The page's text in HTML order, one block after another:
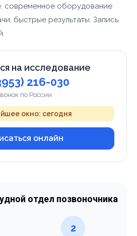
современное оборудование
быстрые результаты. Запись
на исследование
216-030
по России
окно: сегодня
онлайн
отдел позвоночника
2